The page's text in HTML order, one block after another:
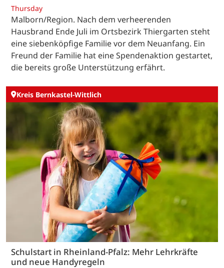
Thursday
Malborn/Region. Nach dem verheerenden
Hausbrand Ende Juli im Ortsbezirk Thiergarten steht
eine siebenköpfige Familie vor dem Neuanfang. Ein
Freund der Familie hat eine Spendenaktion gestartet,
die bereits große Unterstützung erfährt.
Kreis Bernkastel-Wittlich
Schulstart in Rheinland-Pfalz: Mehr Lehrkräfte
und neue Handyregeln